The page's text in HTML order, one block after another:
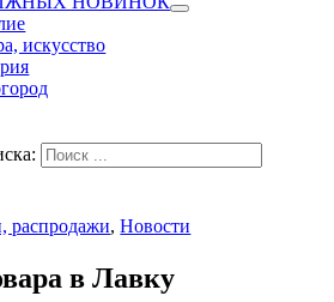
искусство
распродажи,Новости
в Лавку